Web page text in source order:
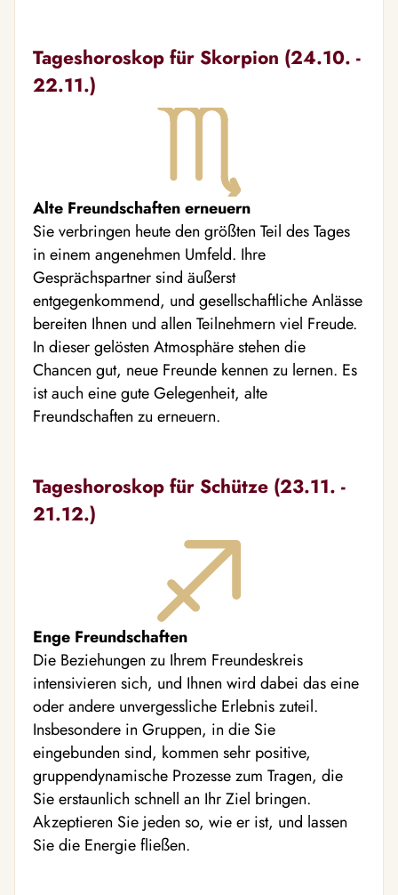
Tageshoroskop für Skorpion (24.10. -
22.11.)
Alte Freundschaften erneuern
Sie verbringen heute den größten Teil des Tages
in einem angenehmen Umfeld. Ihre
Gesprächspartner sind äußerst
entgegenkommend, und gesellschaftliche Anlässe
bereiten Ihnen und allen Teilnehmern viel Freude.
In dieser gelösten Atmosphäre stehen die
Chancen gut, neue Freunde kennen zu lernen. Es
ist auch eine gute Gelegenheit, alte
Freundschaften zu erneuern.
Tageshoroskop für Schütze (23.11. -
21.12.)
Enge Freundschaften
Die Beziehungen zu Ihrem Freundeskreis
intensivieren sich, und Ihnen wird dabei das eine
oder andere unvergessliche Erlebnis zuteil.
Insbesondere in Gruppen, in die Sie
eingebunden sind, kommen sehr positive,
gruppendynamische Prozesse zum Tragen, die
Sie erstaunlich schnell an Ihr Ziel bringen.
Akzeptieren Sie jeden so, wie er ist, und lassen
Sie die Energie fließen.